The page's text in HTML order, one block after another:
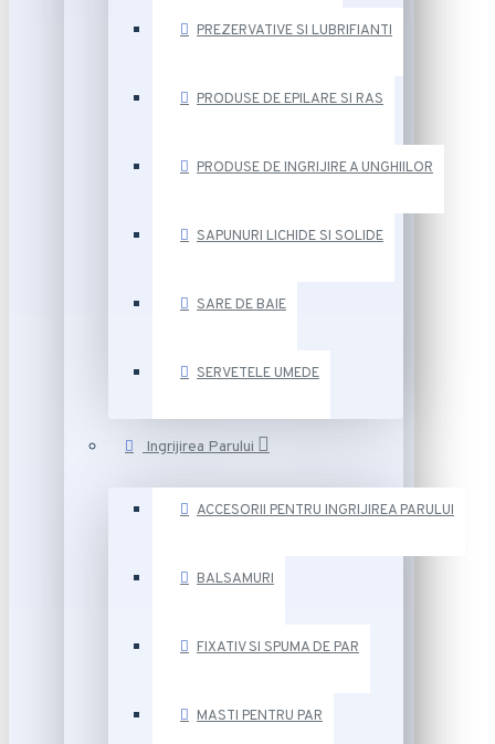
PREZERVATIVE SI LUBRIFIANTI
PRODUSE DE EPILARE SI RAS
PRODUSE DE INGRIJIRE A UNGHIILOR
SAPUNURI LICHIDE SI SOLIDE
SARE DE BAIE
SERVETELE UMEDE
Ingrijirea Parului
ACCESORII PENTRU INGRIJIREA PARULUI
BALSAMURI
FIXATIV SI SPUMA DE PAR
MASTI PENTRU PAR